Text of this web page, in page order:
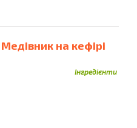
Медівник на кефірі
Інгредієнти